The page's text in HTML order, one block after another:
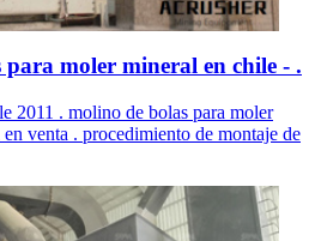
para moler mineral en chile - .
2011 . molino de bolas para moler
venta . procedimiento de montaje de